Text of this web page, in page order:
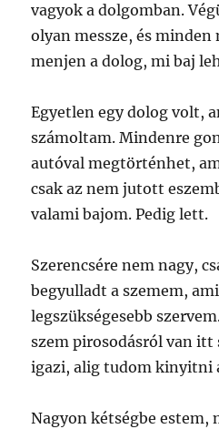
vagyok a dolgomban.
olyan messze, és
menjen a dolog, mi baj
Egyetlen egy dolog volt,
számoltam. Mindenre
autóval megtörténhet,
csak az nem jutott
valami bajom. Pedig lett.
Szerencsére nem nagy,
begyulladt a szemem,
legszükségesebb
szem pirosodásról van itt
igazi, alig tudom kinyitni
Nagyon kétségbe estem,